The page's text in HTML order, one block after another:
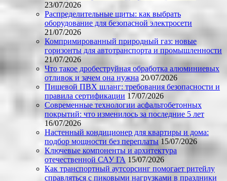
23/07/2026
Распределительные щиты: как выбрать
оборудование для безопасной электросети
21/07/2026
Компримированный природный газ: новые
горизонты для автотранспорта и промышленности
21/07/2026
Что такое дробеструйная обработка алюминиевых
отливок и зачем она нужна 20/07/2026
Пищевой ПВХ шланг: требования безопасности и
правила сертификации 17/07/2026
Современные технологии асфальтобетонных
покрытий: что изменилось за последние 5 лет
16/07/2026
Настенный кондиционер для квартиры и дома:
подбор мощности без переплаты 15/07/2026
Ключевые компоненты и архитектура
отечественной САУ ГА 15/07/2026
Как транспортный аутсорсинг помогает ритейлу
справляться с пиковыми нагрузками в праздники